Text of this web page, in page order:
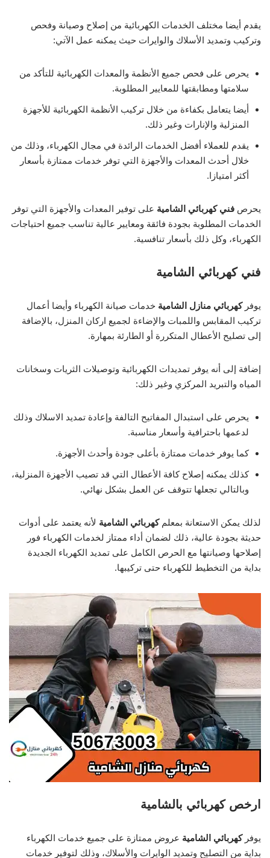
يقدم أيضا مختلف الخدمات الكهربائية من إصلاح وصيانة وفحص
وتركيب وتمديد الأسلاك والوايرات حيث يمكنه عمل الآتي:
يحرص على فحص جميع الأنظمة والمعدات الكهربائية للتأكد من
سلامتها ومطابقتها للمعايير المطلوبة.
أيضا يتعامل بكفاءة من خلال تركيب الأنظمة الكهربائية للأجهزة
المنزلية والإنارات وغير ذلك.
يقدم للعملاء أفضل الخدمات الرائدة في مجال الكهرباء، وذلك من
خلال أحدث المعدات والأجهزة التي توفر خدمات ممتازة بأسعار
أكثر امتيازا.
يحرص فني كهربائي الشامية على توفير المعدات والأجهزة التي توفر
الخدمات المطلوبة بجودة فائقة ومعايير عالية تناسب جميع احتياجات
الكهرباء، وكل ذلك بأسعار تنافسية.
فني كهربائي الشامية
يوفركهربائي منازل الشامية خدمات صيانة الكهرباء وأيضا أعمال
تركيب المقابس واللمبات والإضاءة لجميع اركان المنزل، بالإضافة
إلى تصليح الأعطال المتكررة أو الطارئة بمهارة.
إضافة إلى أنه يوفر تمديدات الكهربائية وتوصيلات الثريات وسخانات
المياه والتبريد المركزي وغير ذلك:
يحرص على استبدال المفاتيح التالفة وإعادة تمديد الاسلاك وذلك
لدعمها باحترافية وأسعار مناسبة.
كما يوفر خدمات ممتازة بأعلى جودة وأحدث الأجهزة.
كذلك يمكنه إصلاح كافة الأعطال التي قد تصيب الأجهزة المنزلية،
وبالتالي تجعلها تتوقف عن العمل بشكل نهائي.
لذلك يمكن الاستعانة بمعلم كهربائي الشامية لأنه يعتمد على أدوات
حديثة بجودة عالية، ذلك لضمان أداء ممتاز لخدمات الكهرباء فور
إصلاحها وصيانتها مع الحرص الكامل على تمديد الكهرباء الجديدة
بداية من التخطيط للكهرباء حتى تركيبها.
ارخص كهربائي بالشامية
يوفر كهربائي الشامية عروض ممتازة على جميع خدمات الكهرباء
بداية من التصليح وتمديد الوايرات والأسلاك، وذلك لتوفير خدمات